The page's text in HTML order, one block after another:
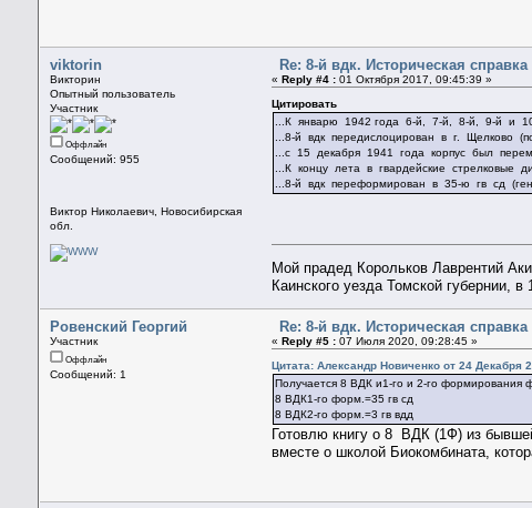
viktorin
Викторин
Опытный пользователь
Участник
Оффлайн
Сообщений: 955
Виктор Николаевич, Новосибирская
обл.
Re: 8-й вдк. Историческая справка
«Reply #4 : 01 Октября 2017, 09:45:39 »
Цитировать
...К январю 1942 года 6-й, 7-й, 8-й, 9-й и
...8-й вдк передислоцирован в г. Щелково
...с 15 декабря 1941 года корпус был
...К концу лета в гвардейские стрелковые
...8-й вдк переформирован в 35-ю гв сд
Мой прадед Корольков Лаврентий
Каинского уезда Томской губернии,
Ровенский Георгий
Участник
Оффлайн
Сообщений: 1
Re: 8-й вдк. Историческая справка
«Reply #5 : 07 Июля 2020, 09:28:45 »
Цитата: Александр Новиченко от 24 Декабря
Получается 8 ВДК и1-го и 2-го формирования
8 ВДК1-го форм.=35 гв сд
8 ВДК2-го форм.=3 гв вдд
Готовлю книгу о 8 ВДК (1Ф) из
вместе о школой Биокомбината,